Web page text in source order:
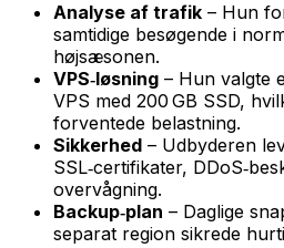
Analyse af trafik – Hun
samtidige besøgende i
højsæsonen.
VPS‑løsning – Hun valgte
VPS med 200 GB SSD,
forventede belastning.
Sikkerhed – Udbyderen
SSL‑certifikater,
overvågning.
Backup‑plan – Daglige
separat region sikrede